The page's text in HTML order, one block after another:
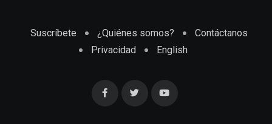
Suscríbete ¿Quiénes somos?
Contáctanos
Privacidad
English